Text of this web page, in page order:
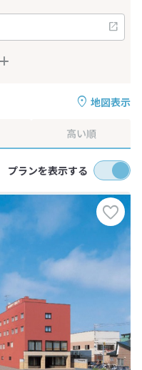
地図表示
高い順
プランを表示する